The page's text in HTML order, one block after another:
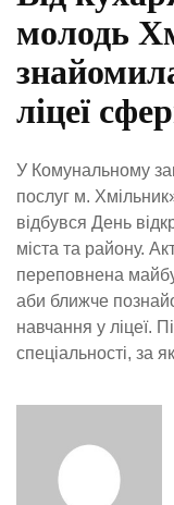
молодь
ліцеї
У Комунальному
послуг м.
відбувся День
міста та району.
переповнена
аби ближче
навчання у ліцеї.
спеціальності, за